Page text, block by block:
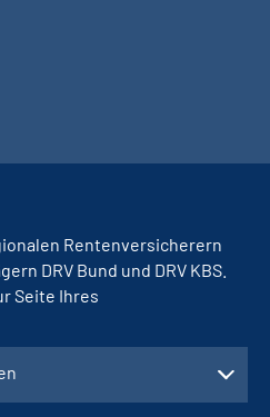
Rentenversicherern
DRV Bund und DRV KBS.
Seite Ihres